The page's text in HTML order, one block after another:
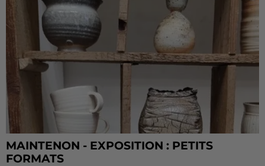
MAINTENON - EXPOSITION : PETITS
FORMATS